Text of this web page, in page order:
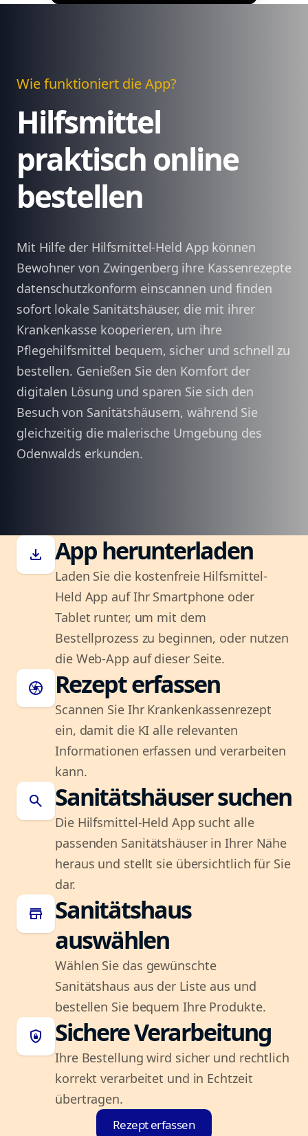
Wie funktioniert die App?
Hilfsmittel
praktisch online
bestellen
Mit Hilfe der Hilfsmittel-Held App können
Bewohner von Zwingenberg ihre Kassenrezepte
datenschutzkonform einscannen und finden
sofort lokale Sanitätshäuser, die mit ihrer
Krankenkasse kooperieren, um ihre
Pflegehilfsmittel bequem, sicher und schnell zu
bestellen. Genießen Sie den Komfort der
digitalen Lösung und sparen Sie sich den
Besuch von Sanitätshäusern, während Sie
gleichzeitig die malerische Umgebung des
Odenwalds erkunden.
download App herunterladen
Laden Sie die kostenfreie Hilfsmittel-
Held App auf Ihr Smartphone oder
Tablet runter, um mit dem
Bestellprozess zu beginnen, oder nutzen
die Web-App auf dieser Seite.
camera Rezept erfassen
Scannen Sie Ihr Krankenkassenrezept
ein, damit die KI alle relevanten
Informationen erfassen und verarbeiten
kann.
search Sanitätshäuser suchen
Die Hilfsmittel-Held App sucht alle
passenden Sanitätshäuser in Ihrer Nähe
heraus und stellt sie übersichtlich für Sie
dar.
store
Sanitätshaus
auswählen
Wählen Sie das gewünschte
Sanitätshaus aus der Liste aus und
bestellen Sie bequem Ihre Produkte.
shield_lock Sichere Verarbeitung
Ihre Bestellung wird sicher und rechtlich
korrekt verarbeitet und in Echtzeit
übertragen.
Rezept erfassen